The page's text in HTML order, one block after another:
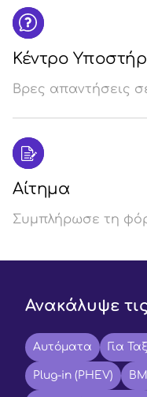
Κέντρο
Βρες απαντήσεις
Αίτημα
Συμπλήρωσε τη
Ανακάλυψε
Αυτόματα Για
Plug-in (PHEV)